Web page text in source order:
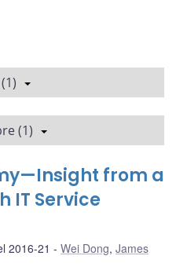
(1)
from a
IT Service
2016-21 Wei Dong, James